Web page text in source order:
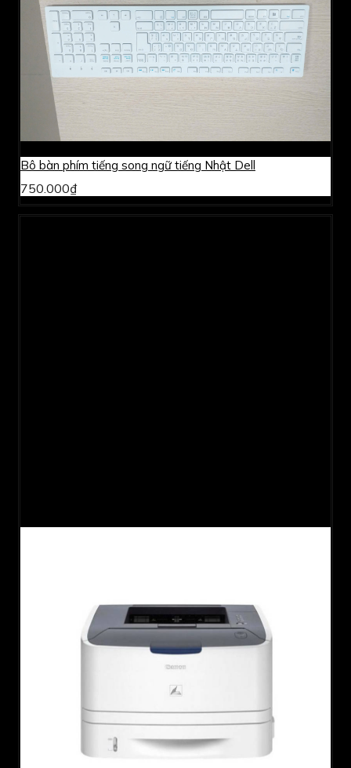
Bô bàn phím tiếng song ngữ tiếng Nhật Dell
750.000₫